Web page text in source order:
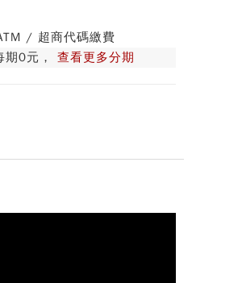
/ 超商代碼繳費
0元， 查看更多分期